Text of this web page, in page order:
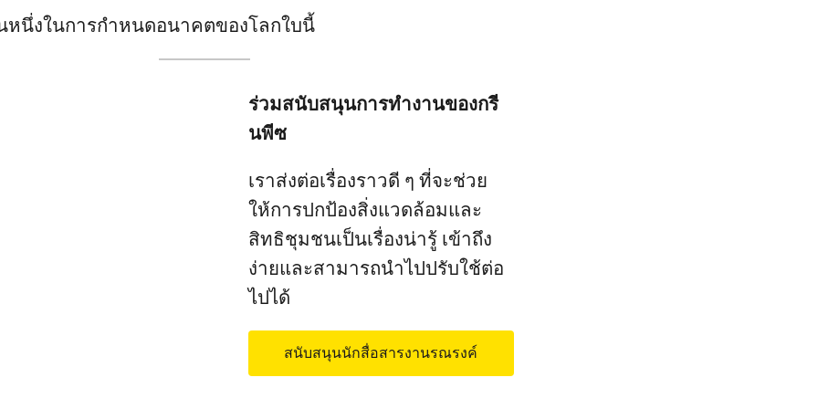
หนึ่งในการกำหนดอนาคตของโลกใบนี้
ร่วมสนับสนุนการทำงานของกรี
นพีซ
เราส่งต่อเรื่องราวดี ๆ ที่จะช่วย
ให้การปกป้องสิ่งแวดล้อมและ
สิทธิชุมชนเป็นเรื่องน่ารู้ เข้าถึง
ง่ายและสามารถนำไปปรับใช้ต่อ
ไปได้
สนับสนุนนักสื่อสารงานรณรงค์